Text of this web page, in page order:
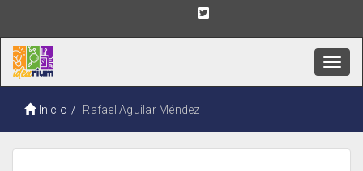
Inicio Rafael Aguilar Méndez